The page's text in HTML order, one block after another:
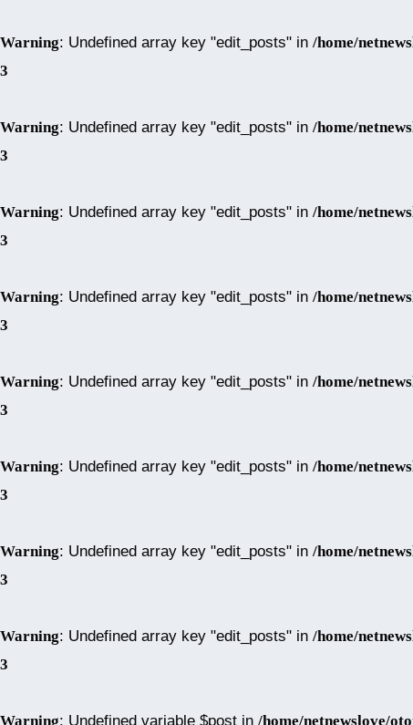
Warning: Undefined array key "edit_posts" in /home/
3
Warning: Undefined array key "edit_posts" in /home/
3
Warning: Undefined array key "edit_posts" in /home/
3
Warning: Undefined array key "edit_posts" in /home/
3
Warning: Undefined array key "edit_posts" in /home/
3
Warning: Undefined array key "edit_posts" in /home/
3
Warning: Undefined array key "edit_posts" in /home/
3
Warning: Undefined array key "edit_posts" in /home/
3
Warning: Undefined variable $post in /home/netnewslove/